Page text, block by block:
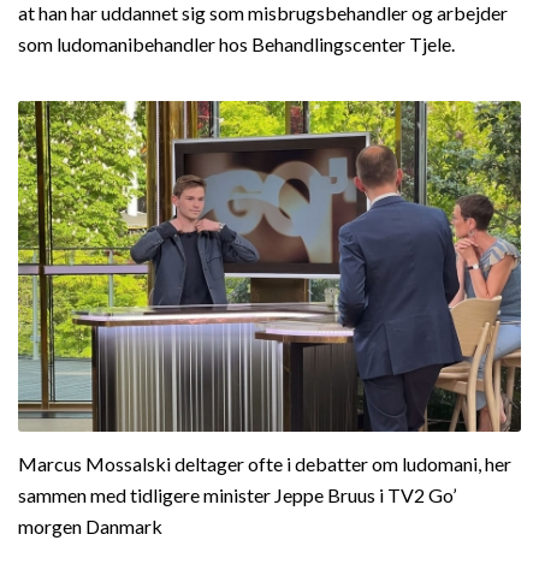
at han har uddannet sig som misbrugsbehandler og arbejder
som ludomanibehandler hos Behandlingscenter Tjele.
Marcus Mossalski deltager ofte i debatter om ludomani, her
sammen med tidligere minister Jeppe Bruus i TV2 Go’
morgen Danmark